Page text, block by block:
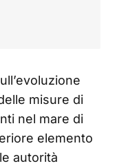
misure di
nel mare di
elemento
autorità